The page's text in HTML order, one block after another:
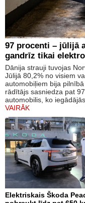
97 procenti – jūlijā
gandrīz tikai
Dānija strauji tuvojas
Jūlijā 80,2% no visiem
automobiļiem bija
rādītājs sasniedza pat
automobilis, ko
VAIRĀK
Elektriskais Škoda